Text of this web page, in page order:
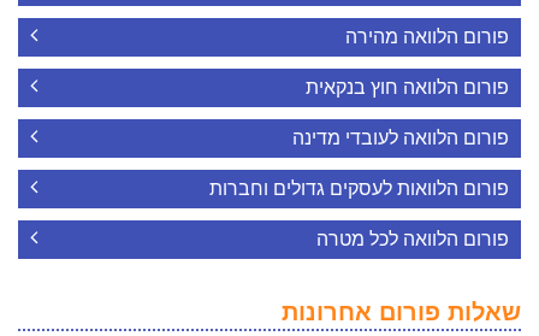
פורום הלוואה מהירה
פורום הלוואה חוץ בנקאית
פורום הלוואה לעובדי מדינה
פורום הלוואות לעסקים גדולים וחברות
פורום הלוואה לכל מטרה
שאלות פורום אחרונות